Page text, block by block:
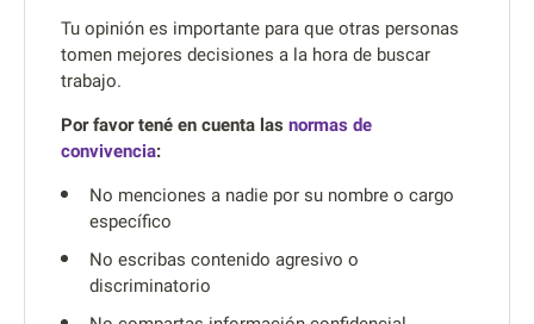
Tu opinión es importante para que otras personas
tomen mejores decisiones a la hora de buscar
trabajo.
Por favor tené en cuenta las normas de
convivencia:
No menciones a nadie por su nombre o cargo
específico
No escribas contenido agresivo o
discriminatorio